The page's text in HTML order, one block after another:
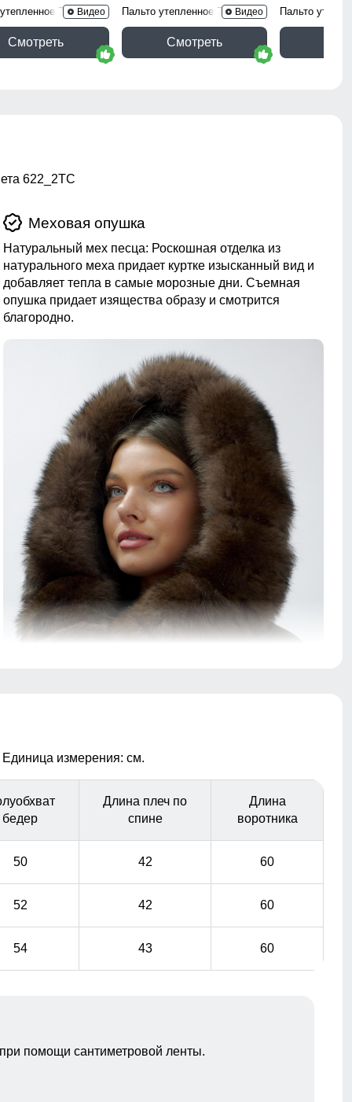
7700Ch
Видео
Смотреть
Пальто утепленное 7753Ch
Видео
Смотреть
Пальто
622_2TC
Меховая опушка
Натуральный мех песца: Роскошная отделка из
натурального меха придает куртке изысканный вид и
добавляет тепла в самые морозные дни. Съемная
опушка придает изящества образу и смотрится
благородно.
Пальто с водонепроницаемостью 10000мм обеспечит
оставаться активным в любую погоду, не беспокоясь о
влаге.
Единица измерения: см.
бедер
Длина плеч по
спине
Длина
воротника
50 42 60
52 42 60
54 43 60
помощи сантиметровой ленты.